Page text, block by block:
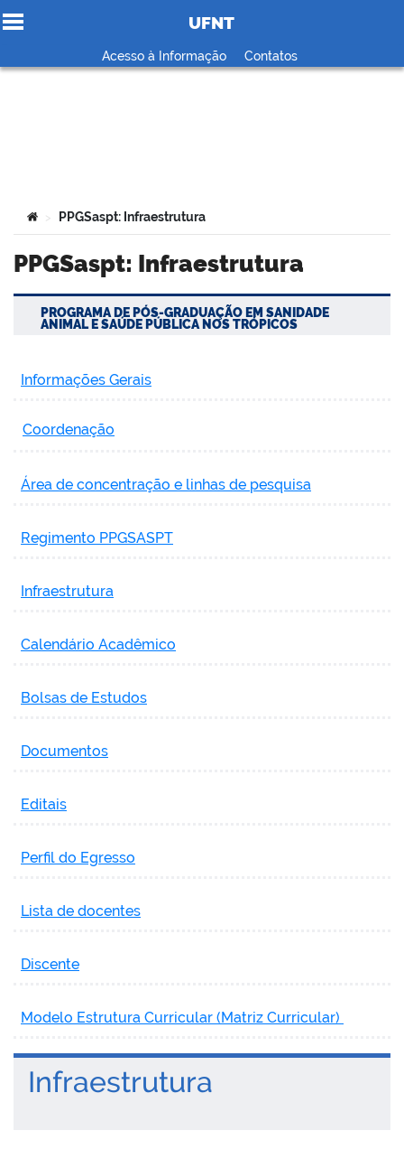
Ir para o conteúdo
UFNT
Acesso à Informação Contatos
Você está aqui:
> PPGSaspt: Infraestrutura
PPGSaspt: Infraestrutura
PROGRAMA DE PÓS-GRADUAÇÃO EM SANIDADE
ANIMAL E SAÚDE PÚBLICA NOS TRÓPICOS
Informações Gerais
Coordenação
Área de concentração e linhas de pesquisa
Regimento PPGSASPT
Infraestrutura
Calendário Acadêmico
Bolsas de Estudos
Documentos
Editais
Perfil do Egresso
Lista de docentes
Discente
Modelo Estrutura Curricular (Matriz Curricular)
Infraestrutura